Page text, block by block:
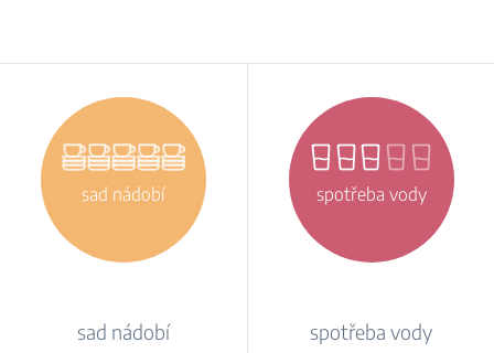
sad nádobí
sad nádobí
spotřeba vody
spotřeba vody